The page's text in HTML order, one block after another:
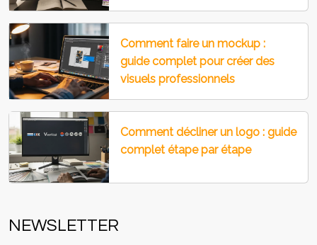
Comment faire un mockup :
guide complet pour créer des
visuels professionnels
Comment décliner un logo : guide
complet étape par étape
NEWSLETTER